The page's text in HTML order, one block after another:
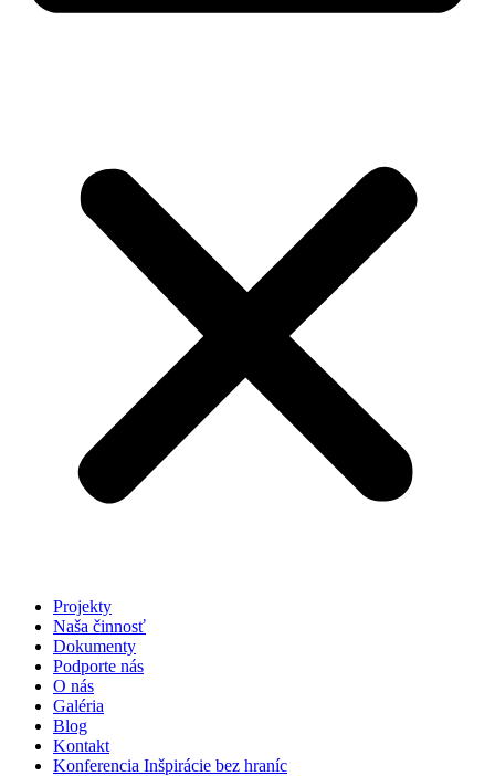
Projekty
Naša činnosť
Dokumenty
Podporte nás
O nás
Galéria
Blog
Kontakt
Konferencia Inšpirácie bez hraníc